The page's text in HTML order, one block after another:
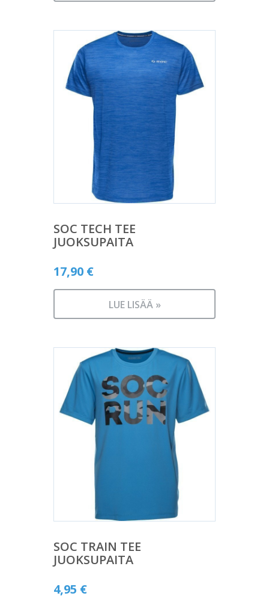
SOC TECH TEE
JUOKSUPAITA
17,90 €
LUE LISÄÄ »
SOC TRAIN TEE
JUOKSUPAITA
4,95 €